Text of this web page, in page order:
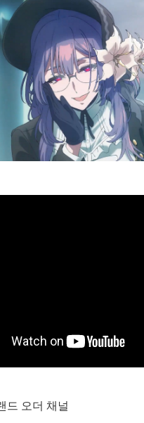
드 오더 채널